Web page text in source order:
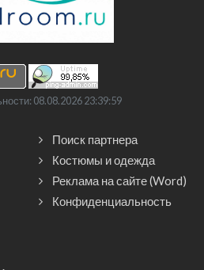
08.08.2026 23:39:59
Поиск партнера
Костюмы и одежда
Реклама на сайте (Word)
Конфиденциальность